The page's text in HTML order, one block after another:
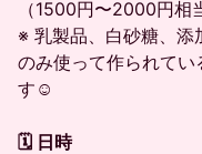
（1500円〜2000円相
※ 乳製品、白砂糖、添
のみ使って作られてい
す☺︎
🗓 日時